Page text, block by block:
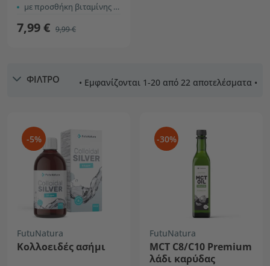
με προσθήκη βιταμίνης Β9 – φολικό οξύ
7,99 € 9,99 €
ΦΙΛΤΡΟ • Εμφανίζονται 1-20 από 22 αποτελέσματα •
-5%
FutuNatura
Κολλοειδές ασήμι
-30%
FutuNatura
MCT C8/C10 Premium
λάδι καρύδας